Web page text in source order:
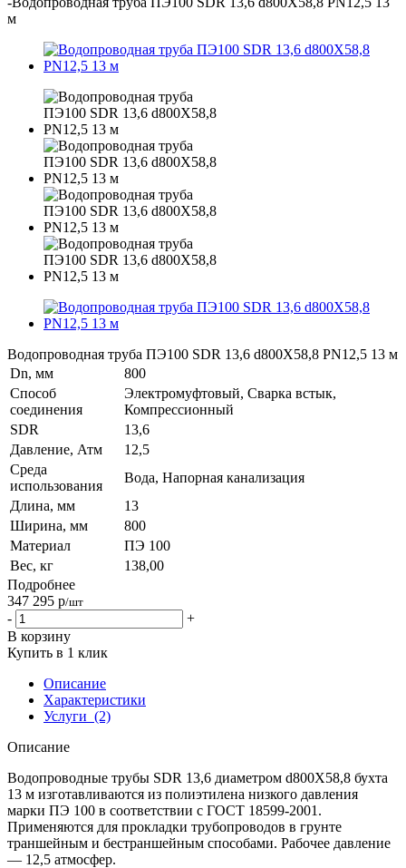
м
Водопроводная труба ПЭ100 SDR 13,6 d800Х58,8 PN12,5 13 м
Dn, мм
800
Способ
соединения
Электромуфтовый, Сварка встык,
Компрессионный
SDR
13,6
Давление, Атм
12,5
Среда
использования
Вода, Напорная канализация
Длина, мм
13
Ширина, мм
800
Материал
ПЭ 100
Вес, кг
138,00
Подробнее
347 295 р/шт
-
+
В корзину
Купить в 1 клик
Описание
Характеристики
Услуги (2)
Описание
Водопроводные трубы SDR 13,6 диаметром d800Х58,8 бухта
13 м изготавливаются из полиэтилена низкого давления
марки ПЭ 100 в соответствии с ГОСТ 18599-2001.
Применяются для прокладки трубопроводов в грунте
траншейным и бестраншейным способами. Рабочее давление
— 12,5 атмосфер.